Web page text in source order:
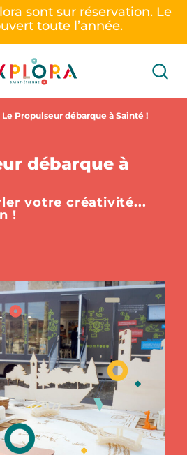
sont sur réservation. Le
toute l’année.
Le Propulseur débarque à Sainté !
débarque à
votre créativité...
!